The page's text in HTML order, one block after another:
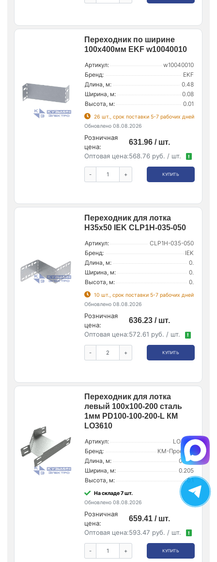
Переходник по ширине
100х400мм EKF w10040010
Артикул:
w10040010
Бренд:
EKF
Длина, м:
0.48
Ширина, м:
0.08
Высота, м:
0.01
26 шт., срок поставки 5-7 рабочих дней
Обновлено 08.08.2026
Розничная
цена:
631.96 / шт.
Оптовая цена:568.76 руб. / шт. !
- + КУПИТЬ
Переходник для лотка
Н35х50 IEK CLP1H-035-050
Артикул:
CLP1H-035-050
Бренд:
IEK
Длина, м:
0.
Ширина, м:
0.
Высота, м:
0.
10 шт., срок поставки 5-7 рабочих дней
Обновлено 08.08.2026
Розничная
цена:
636.23 / шт.
Оптовая цена:572.61 руб. / шт. !
- + КУПИТЬ
Переходник для лотка
левый 100х100-200 сталь
1мм PD100-100-200-L КМ
LO3610
Артикул:
LO3610
Бренд:
КМ-Профиль
Длина, м:
0.255
Ширина, м:
0.205
Высота, м:
0.1
На складе 7 шт.
Обновлено 08.08.2026
Розничная
цена:
659.41 / шт.
Оптовая цена:593.47 руб. / шт. !
- + КУПИТЬ